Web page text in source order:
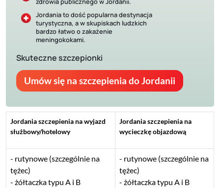
Jordania to dość popularna destynacja
turystyczna, a w skupiskach ludzkich
bardzo łatwo o zakażenie
meningokokami.
Skuteczne szczepionki
Umów się na szczepienia do Jordanii
Jordania szczepienia na wyjazd
służbowy/hotelowy
Jordania szczepienia na
wycieczkę objazdową
rutynowe (szczególnie na
tężec)
żółtaczka typu A i B
rutynowe (szczególnie na
tężec)
żółtaczka typu A i B